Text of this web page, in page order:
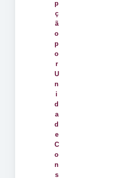
p
ç
ã
o
p
o
r
U
n
i
d
a
d
e
C
o
n
s